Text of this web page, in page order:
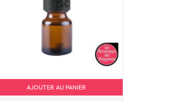
AJOUTER AU PANIER